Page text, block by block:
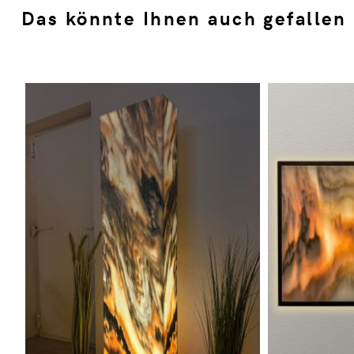
Das könnte Ihnen auch